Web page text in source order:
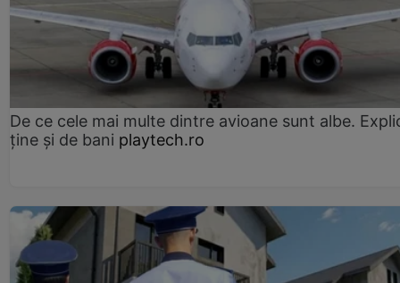
De ce cele mai multe dintre avioane sunt albe.
ține și de bani playtech.ro